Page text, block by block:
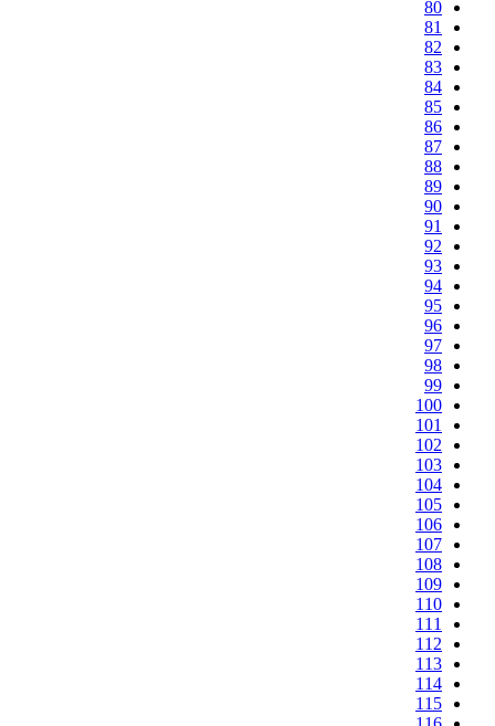
80
81
82
83
84
85
86
87
88
89
90
91
92
93
94
95
96
97
98
99
100
101
102
103
104
105
106
107
108
109
110
111
112
113
114
115